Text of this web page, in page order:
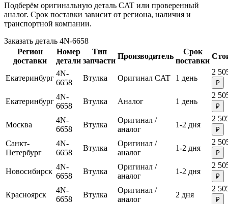
Подберём оригинальную деталь CAT или проверенный
аналог. Срок поставки зависит от региона, наличия и
транспортной компании.
Заказать деталь 4N-6658
Регион
доставки
Номер
детали
Тип
запчасти
Производитель
Срок
поставки
Екатеринбург
4N-
6658
Втулка Оригинал CAT 1 день
2
₽
Екатеринбург
4N-
6658
Втулка Аналог 1 день
2
₽
Москва
4N-
6658
Втулка
Оригинал /
аналог
1-2 дня
2
₽
Санкт-
Петербург
4N-
6658
Втулка
Оригинал /
аналог
1-2 дня
2
₽
Новосибирск
4N-
6658
Втулка
Оригинал /
аналог
1-2 дня
2
₽
Красноярск
4N-
6658
Втулка
Оригинал /
аналог
2 дня
2
₽